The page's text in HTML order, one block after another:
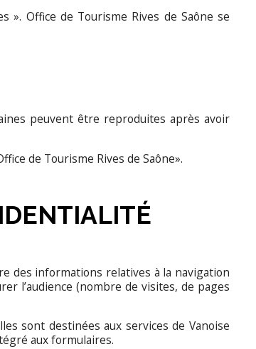
». Office de Tourisme Rives de Saône se
peuvent être reproduites après avoir
de Tourisme Rives de Saône».
des informations relatives à la navigation
l’audience (nombre de visites, de pages
sont destinées aux services de Vanoise
aux formulaires.